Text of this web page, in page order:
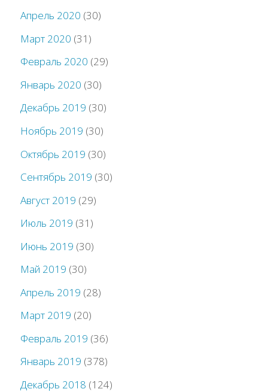
Апрель 2020 (30)
Март 2020 (31)
Февраль 2020 (29)
Январь 2020 (30)
Декабрь 2019 (30)
Ноябрь 2019 (30)
Октябрь 2019 (30)
Сентябрь 2019 (30)
Август 2019 (29)
Июль 2019 (31)
Июнь 2019 (30)
Май 2019 (30)
Апрель 2019 (28)
Март 2019 (20)
Февраль 2019 (36)
Январь 2019 (378)
Декабрь 2018 (124)